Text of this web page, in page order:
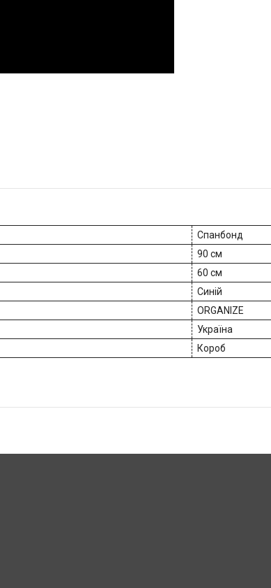
Спанбонд
90 см
60 см
Синій
ORGANIZE
Україна
Короб